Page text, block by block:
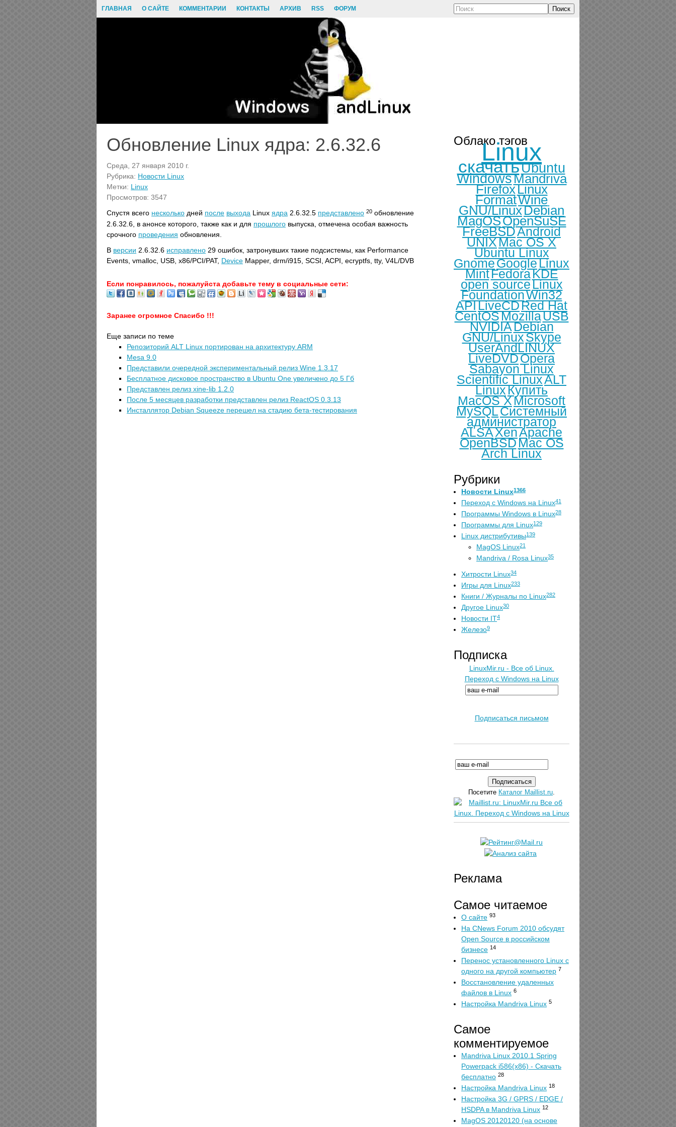
ГЛАВНАЯ О САЙТЕ КОММЕНТАРИИ КОНТАКТЫ АРХИВ RSS ФОРУМ Поиск
Обновление Linux ядра: 2.6.32.6
Среда, 27 января 2010 г.
Рубрика: Новости Linux
Метки: Linux
Просмотров: 3547
Спустя всего несколько дней после выхода Linux ядра 2.6.32.5 представлено 20 обновление
2.6.32.6, в анонсе которого, также как и для прошлого выпуска, отмечена особая важность
срочного проведения обновления.
В версии 2.6.32.6 исправлено 29 ошибок, затронувших такие подсистемы, как Performance
Events, vmalloc, USB, x86/PCI/PAT, Device Mapper, drm/i915, SCSI, ACPI, ecryptfs, tty, V4L/DVB
Если понравилось, пожалуйста добавьте тему в социальные сети:
Заранее огромное Спасибо !!!
Еще записи по теме
Репозиторий ALT Linux портирован на архитектуру ARM
Mesa 9.0
Представили очередной экспериментальный релиз Wine 1.3.17
Бесплатное дисковое пространство в Ubuntu One увеличено до 5 Гб
Представлен релиз xine-lib 1.2.0
После 5 месяцев разработки представлен релиз ReactOS 0.3.13
Инсталлятор Debian Squeeze перешел на стадию бета-тестирования
Облако тэгов
Linux
скачатьUbuntu
WindowsMandriva
FirefoxLinux
FormatWine
GNU/LinuxDebian
MagOSOpenSuSE
FreeBSDAndroid
UNIXMac OS X
Ubuntu Linux
GnomeGoogleLinux
MintFedoraKDE
open sourceLinux
FoundationWin32
APILiveCDRed Hat
CentOSMozillaUSB
NVIDIADebian
GNU/LinuxSkype
UserAndLINUX
LiveDVDOpera
Sabayon Linux
Scientific LinuxALT
LinuxКупить
MacOS XMicrosoft
MySQLСистемный
администратор
ALSAXenApache
OpenBSD Mac OS
Arch Linux
Рубрики
Новости Linux1366
Переход с Windows на Linux41
Программы Windows в Linux28
Программы для Linux129
Linux дистрибутивы139
MagOS Linux21
Mandriva / Rosa Linux35
Хитрости Linux34
Игры для Linux233
Книги / Журналы по Linux282
Другое Linux30
Новости IT4
Железо9
Подписка
LinuxMir.ru - Все об Linux.
Переход с Windows на Linux
Подписаться письмом
Посетите Каталог Maillist.ru.
Реклама
Самое читаемое
О сайте 93
На CNews Forum 2010 обсудят
Open Source в российском
бизнесе 14
Перенос установленного Linux с
одного на другой компьютер 7
Восстановление удаленных
файлов в Linux 6
Настройка Mandriva Linux 5
Самое
комментируемое
Mandriva Linux 2010.1 Spring
Powerpack i586(x86) - Скачать
бесплатно 28
Настройка Mandriva Linux 18
Настройка 3G / GPRS / EDGE /
HSDPA в Mandriva Linux 12
MagOS 20120120 (на основе